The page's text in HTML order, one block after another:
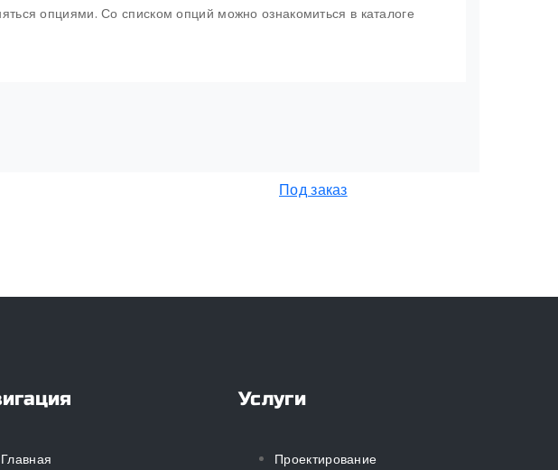
опциями. Со списком опций можно ознакомиться в каталоге
Под заказ
Главная
Услуги
Проектирование